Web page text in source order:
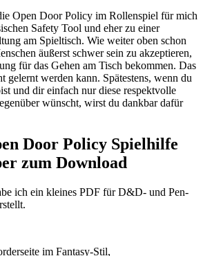
Open Door Policy im Rollenspiel für mich
Safety Tool und eher zu einer
am Spieltisch. Wie weiter oben schon
äußerst schwer sein zu akzeptieren,
für das Gehen am Tisch bekommen. Das
gelernt werden kann. Spätestens, wenn du
und dir einfach nur diese respektvolle
wünscht, wirst du dankbar dafür
Door Policy Spielhilfe
zum Download
ich ein kleines PDF für D&D- und Pen-
im Fantasy-Stil,